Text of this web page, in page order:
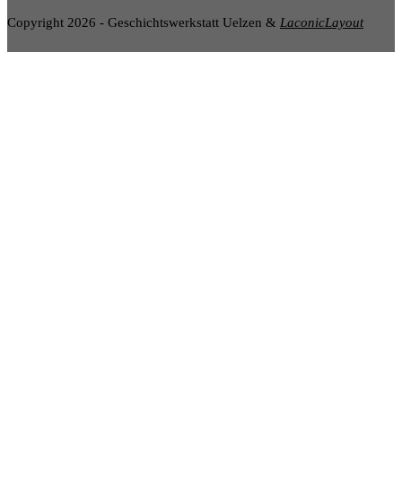
Copyright 2026 - Geschichtswerkstatt Uelzen & LaconicLayout